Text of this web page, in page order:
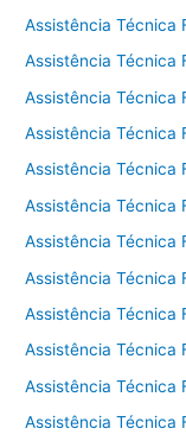
Assistência Técnica
Assistência Técnica
Assistência Técnica
Assistência Técnica
Assistência Técnica
Assistência Técnica
Assistência Técnica
Assistência Técnica
Assistência Técnica
Assistência Técnica
Assistência Técnica
Assistência Técnica